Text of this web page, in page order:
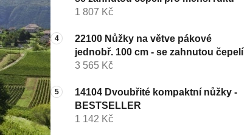
1 807 Kč
22100 Nůžky na větve pákové
jednobř. 100 cm - se zahnutou čepelí
3 565 Kč
14104 Dvoubřité kompaktní nůžky -
BESTSELLER
1 142 Kč